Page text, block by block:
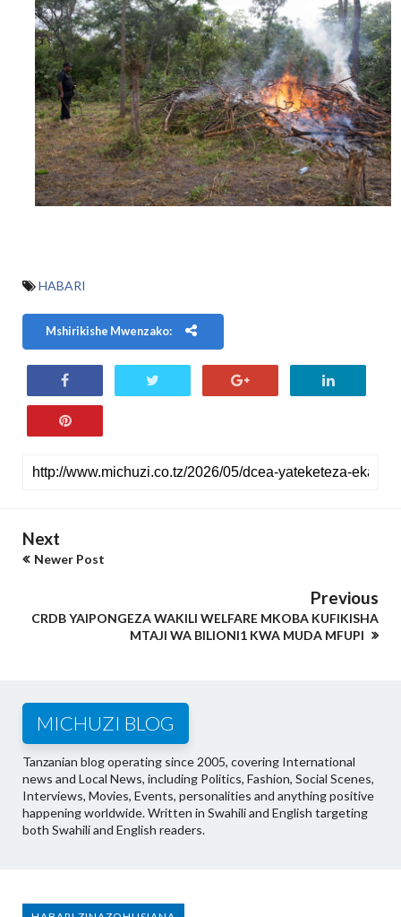
HABARI
Mshirikishe Mwenzako:
Next
Newer Post
Previous
CRDB YAIPONGEZA WAKILI WELFARE MKOBA KUFIKISHA
MTAJI WA BILIONI1 KWA MUDA MFUPI
MICHUZI BLOG
Tanzanian blog operating since 2005, covering International
news and Local News, including Politics, Fashion, Social Scenes,
Interviews, Movies, Events, personalities and anything positive
happening worldwide. Written in Swahili and English targeting
both Swahili and English readers.